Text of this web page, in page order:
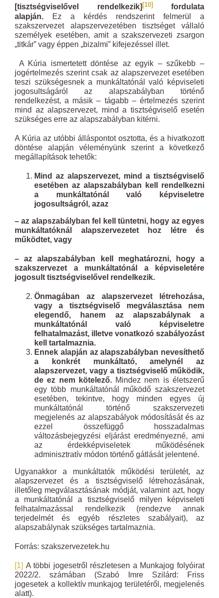
[tisztségviselővel rendelkezik][10]fordulata
alapján. Ez a kérdés rendszerint felmerül a
szakszervezet alapszervezetében tisztséget vállaló
személyek esetében, amit a szakszervezeti zsargon
„titkár” vagy éppen „bizalmi” kifejezéssel illet.
A Kúria ismertetett döntése az egyik – szűkebb –
jogértelmezés szerint csak az alapszervezet esetében
teszi szükségesnek a munkáltatónál való képviseleti
jogosultságáról az alapszabályban történő
rendelkezést, a másik – tágabb – értelmezés szerint
mind az alapszervezet, mind a tisztségviselő esetén
szükséges erre az alapszabályban kitérni.
A Kúria az utóbbi álláspontot osztotta, és a hivatkozott
döntése alapján véleményünk szerint a következő
megállapítások tehetők:
Mind az alapszervezet, mind a tisztségviselő
esetében az alapszabályban kell rendelkezni
a munkáltatónál való képviseletre
jogosultságról, azaz
– az alapszabályban fel kell tüntetni, hogy az egyes
munkáltatóknál alapszervezetet hoz létre és
működtet, vagy
– az alapszabályban kell meghatározni, hogy a
szakszervezet a munkáltatónál a képviseletére
jogosult tisztségviselővel rendelkezik.
Önmagában az alapszervezet létrehozása,
vagy a tisztségviselő megválasztása nem
elegendő, hanem az alapszabálynak a
munkáltatónál való képviseletre
felhatalmazást, illetve vonatkozó szabályozást
kell tartalmaznia.
Ennek alapján az alapszabályban nevesíthető
a konkrét munkáltató, amelynél az
alapszervezet, vagy a tisztségviselő működik,
de ez nem kötelező.Mindez nem is életszerű
egy több munkáltatónál működő szakszervezet
esetében, tekintve, hogy minden egyes új
munkáltatónál történő szakszervezeti
megjelenés az alapszabályok módosítását és az
ezzel összefüggő hosszadalmas
változásbejegyzési eljárást eredményezné, ami
az érdekképviseletek működésének
adminisztratív módon történő gátlását jelentené.
Ugyanakkor a munkáltatók működési területét, az
alapszervezet és a tisztségviselő létrehozásának,
illetőleg megválasztásának módját, valamint azt, hogy
a munkáltatónál a tisztségviselő milyen képviseleti
felhatalmazással rendelkezik (rendezve annak
terjedelmét és egyéb részletes szabályait), az
alapszabálynak szükséges tartalmaznia.
Forrás: szakszervezetek.hu
[1] A többi jogesetről részletesen a Munkajog folyóirat
2022/2. számában (Szabó Imre Szilárd: Friss
jogesetek a kollektív munkajog területéről, megjelenés
alatt).